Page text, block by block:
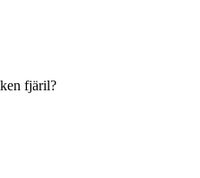
fjäril?